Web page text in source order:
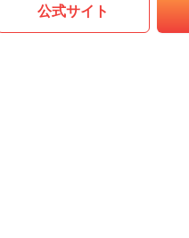
公式サイト